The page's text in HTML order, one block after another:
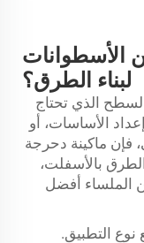
الأسطوانات
لبناء الطرق؟
السطح الذي تحتاج
الأساسات، أو
فإن ماكينة دحرجة
بالأسفلت،
الملساء أفضل
التطبيق.